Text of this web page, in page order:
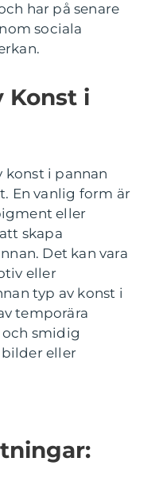
har på senare
sociala
Konst i
konst i pannan
En vanlig form är
eller
skapa
Det kan vara
eller
typ av konst i
temporära
smidig
eller